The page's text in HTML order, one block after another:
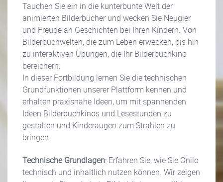
Tauchen Sie ein in die kunterbunte Welt der
animierten Bilderbücher und wecken Sie Neugier
und Freude an Geschichten bei Ihren Kindern. Von
Bilderbuchwelten, die zum Leben erwecken, bis hin
zu interaktiven Übungen, die Ihr Bilderbuchkino
bereichern:
In dieser Fortbildung lernen Sie die technischen
Grundfunktionen unserer Plattform kennen und
erhalten praxisnahe Ideen, um mit spannenden
Ideen Bilderbuchkinos und Lesestunden zu
gestalten und Kinderaugen zum Strahlen zu
bringen.
Technische Grundlagen: Erfahren Sie, wie Sie Onilo
technisch und inhaltlich nutzen können. Wir zeigen